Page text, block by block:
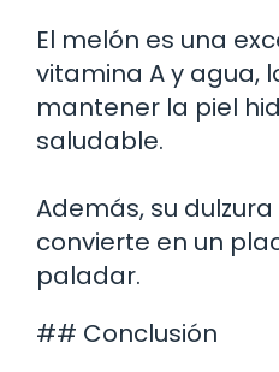
El melón es una
vitamina A y agua,
mantener la piel
saludable.
Además, su
convierte en un
paladar.
## Conclusión